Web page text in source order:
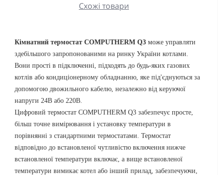
Схожі товари
Кімнатний термостат COMPUTHERM Q3 може управляти
здебільшого запропонованими на ринку України котлами.
Вони прості в підключенні, підходять до будь-яких газових
котлів або кондиціонерному обладнанню, яке під'єднуються за
допомогою двожильного кабелю, незалежно від керуючої
напруги 24В або 220В.
Цифровий термостат COMPUTHERM Q3 забезпечує просте,
більш точне вимірювання і установку температури в
порівнянні з стандартними термостатами. Термостат
відповідно до встановленої чутливістю включення нижче
встановленої температури включає, а вище встановленої
температури вимикає котел або інший прилад, забезпечуючи,